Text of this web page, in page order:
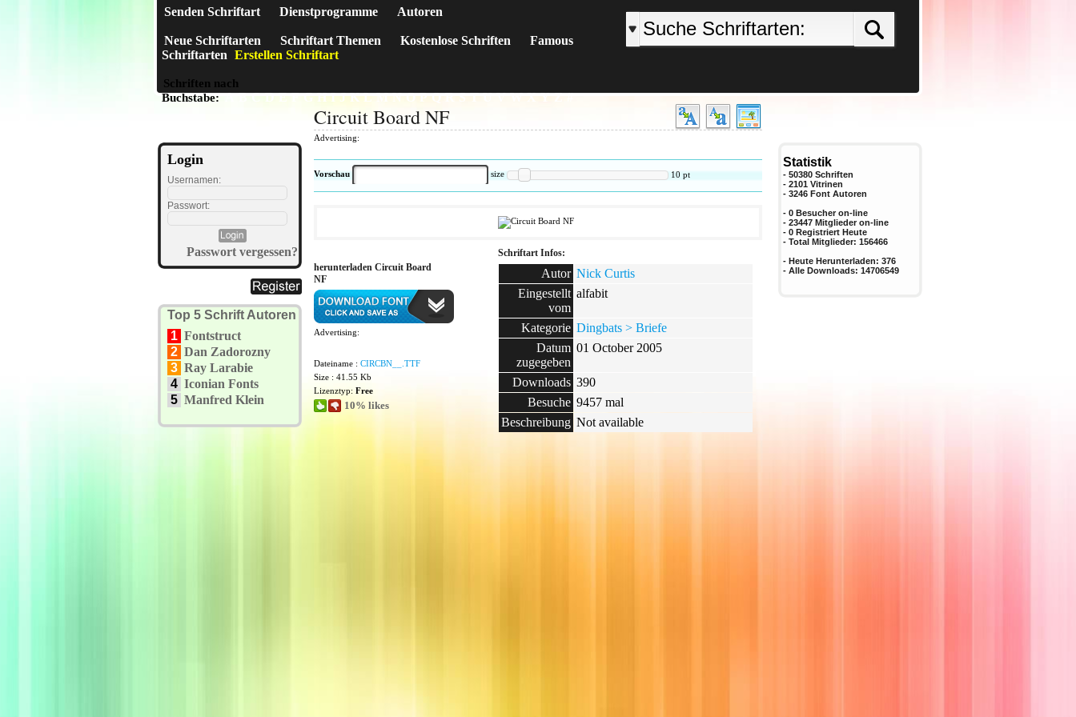
Senden Schriftart Dienstprogramme Autoren
Neue Schriftarten Schriftart Themen Kostenlose Schriften
Famous
Schriftarten Erstellen Schriftart
Schriften nach
Buchstabe: A B C D E F G H I J K L M N O P Q R S T U V W X Y Z #
Login
Usernamen:
Passwort:
Passwort vergessen?
Top 5 Schrift Autoren
1 Fontstruct
2 Dan Zadorozny
3 Ray Larabie
4 Iconian Fonts
5 Manfred Klein
Circuit Board NF
Advertising:
Vorschau size 10 pt
herunterladen Circuit Board
NF
Advertising:
Dateiname : CIRCBN__.TTF
Size : 41.55 Kb
Lizenztyp: Free
10% likes
Schriftart Infos:
Autor Nick Curtis
Eingestellt
vom
alfabit
Kategorie Dingbats > Briefe
Datum
zugegeben
01 October 2005
Downloads 390
Besuche 9457 mal
Beschreibung Not available
Statistik
- 50380 Schriften
- 2101 Vitrinen
- 3246 Font Autoren
- 0 Besucher on-line
- 23447 Mitglieder on-line
- 0 Registriert Heute
- Total Mitglieder: 156466
- Heute Herunterladen: 376
- Alle Downloads: 14706549